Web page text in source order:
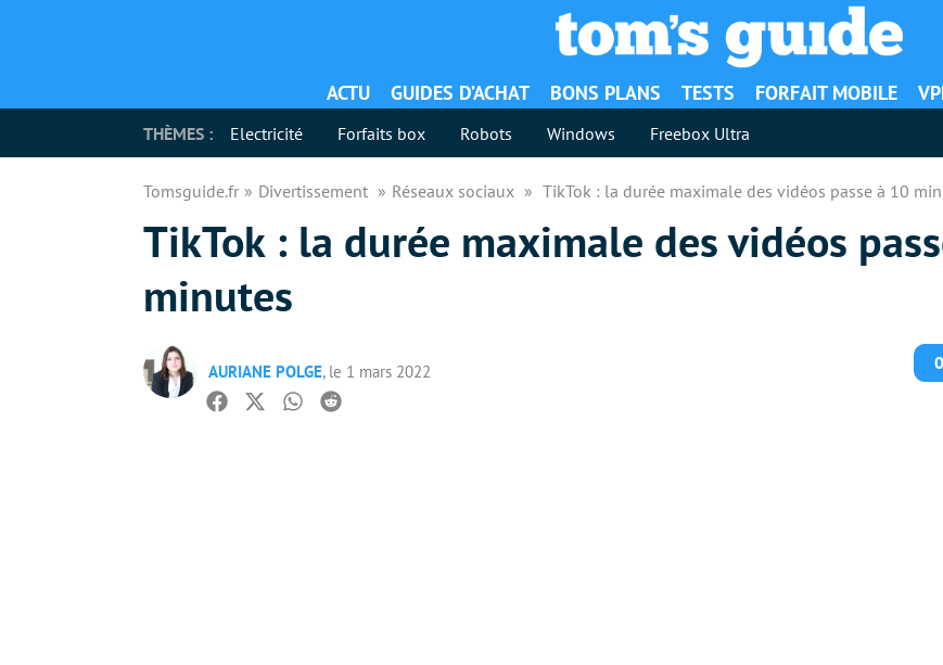
ACTU GUIDES D’ACHAT BONS PLANS TESTS FORFAIT MOBILE
THÈMES : Electricité Forfaits box Robots Windows Freebox Ultra
Tomsguide.fr Divertissement Réseaux sociaux TikTok : la durée maximale des vidéos passe à 10
TikTok : la durée maximale des vidéos
minutes
AURIANE POLGE, le 1 mars 2022 0
Facebook
TwitterWhatsapp
Reddit